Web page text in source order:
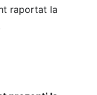
raportat la